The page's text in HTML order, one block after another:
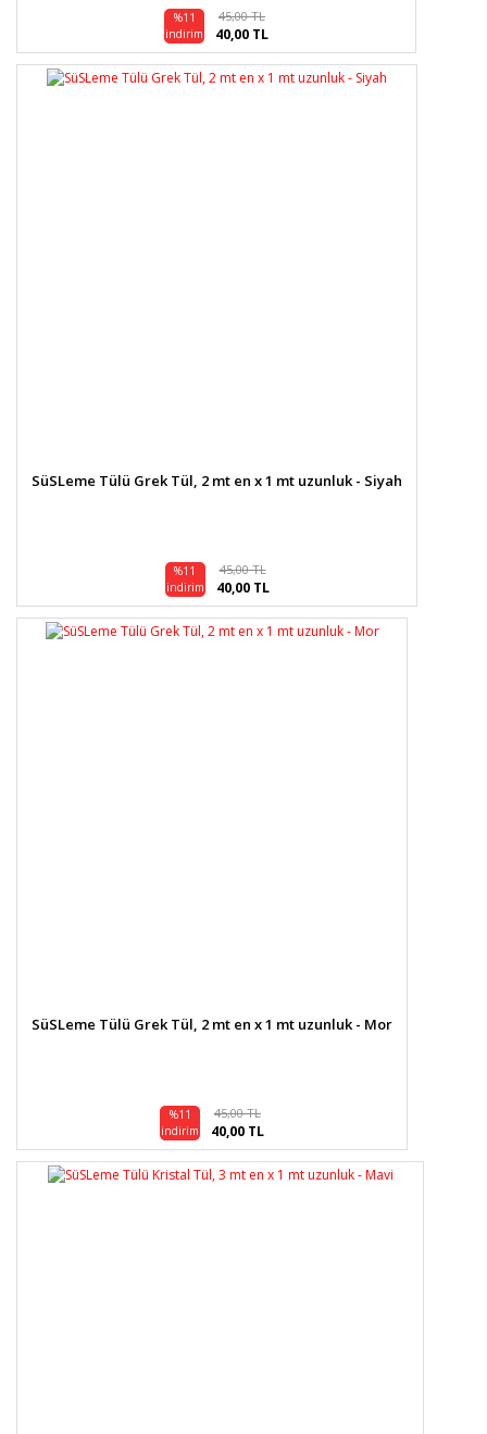
%11
indirim
45,00 TL
40,00 TL
SüSLeme Tülü Grek Tül, 2 mt en x 1 mt uzunluk - Siyah
%11
indirim
45,00 TL
40,00 TL
SüSLeme Tülü Grek Tül, 2 mt en x 1 mt uzunluk - Mor
%11
indirim
45,00 TL
40,00 TL